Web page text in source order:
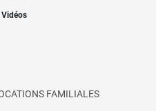
Vidéos
FAMILIALES